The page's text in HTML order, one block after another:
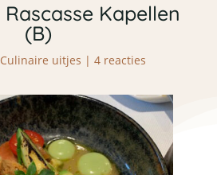
Kapellen
(B)
Culinaire uitjes |4 reacties